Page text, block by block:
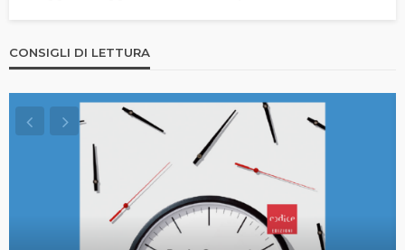
CONSIGLI DI LETTURA